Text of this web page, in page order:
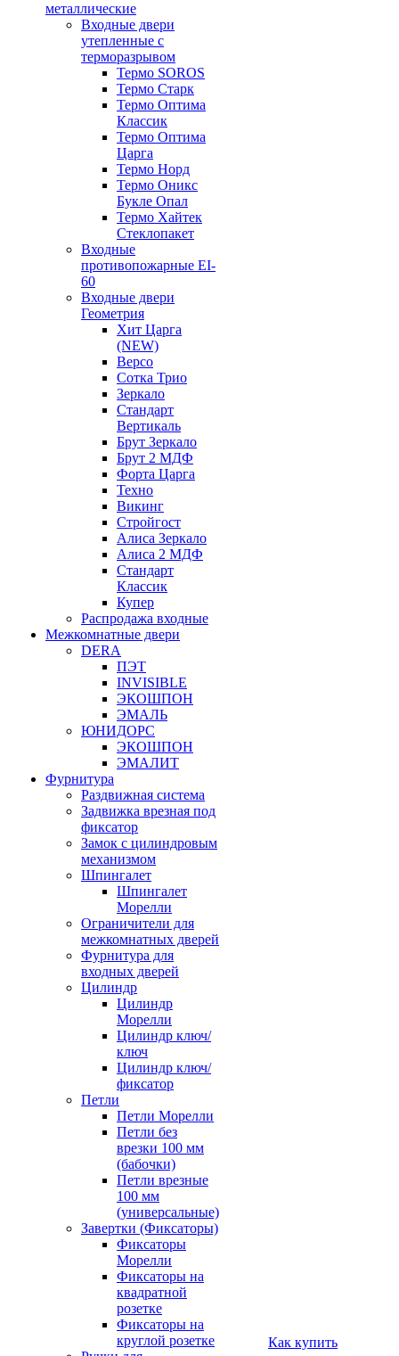
металлические
Входные двери
утепленные с
терморазрывом
Термо SOROS
Термо Старк
Термо Оптима
Классик
Термо Оптима
Царга
Термо Норд
Термо Оникс
Букле Опал
Термо Хайтек
Стеклопакет
Входные
противопожарные EI-
60
Входные двери
Геометрия
Хит Царга
(NEW)
Версо
Сотка Трио
Зеркало
Стандарт
Вертикаль
Брут Зеркало
Брут 2 МДФ
Форта Царга
Техно
Викинг
Стройгост
Алиса Зеркало
Алиса 2 МДФ
Стандарт
Классик
Купер
Распродажа входные
Межкомнатные двери
DERA
ПЭТ
INVISIBLE
ЭКОШПОН
ЭМАЛЬ
ЮНИДОРС
ЭКОШПОН
ЭМАЛИТ
Фурнитура
Раздвижная система
Задвижка врезная под
фиксатор
Замок с цилиндровым
механизмом
Шпингалет
Шпингалет
Морелли
Ограничители для
межкомнатных дверей
Фурнитура для
входных дверей
Цилиндр
Цилиндр
Морелли
Цилиндр ключ/
ключ
Цилиндр ключ/
фиксатор
Петли
Петли Морелли
Петли без
врезки 100 мм
(бабочки)
Петли врезные
100 мм
(универсальные)
Завертки (Фиксаторы)
Фиксаторы
Морелли
Фиксаторы на
квадратной
розетке
Фиксаторы на
круглой розетке
Как купить